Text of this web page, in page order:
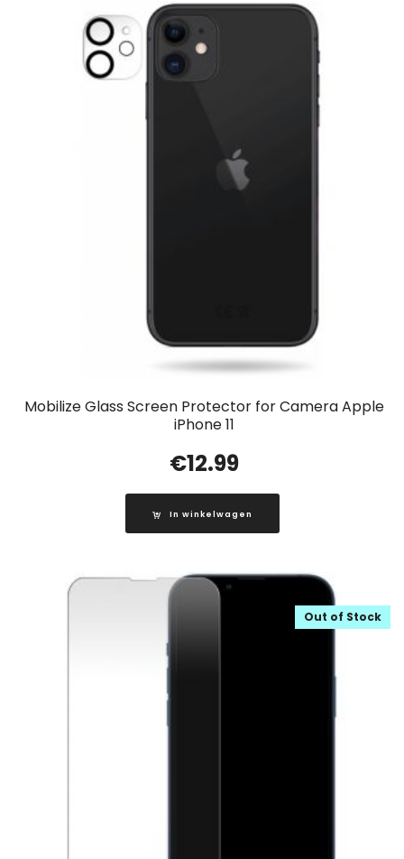
Mobilize Glass Screen Protector for Camera Apple
iPhone 11
€12.99
In winkelwagen
Out of Stock